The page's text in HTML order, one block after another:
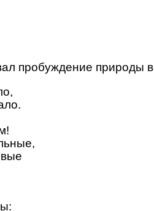
пробуждение природы